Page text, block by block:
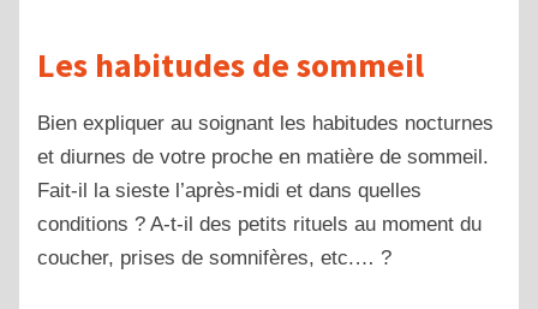
Les habitudes de sommeil
Bien expliquer au soignant les habitudes nocturnes
et diurnes de votre proche en matière de sommeil.
Fait-il la sieste l’après-midi et dans quelles
conditions ? A-t-il des petits rituels au moment du
coucher, prises de somnifères, etc.… ?